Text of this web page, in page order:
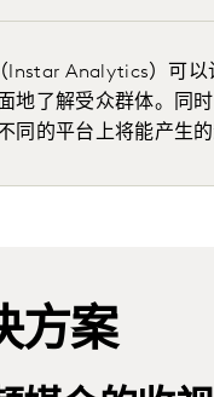
Instar Analytics）可以
地了解受众群体。同
同的平台上将能产生的
方案